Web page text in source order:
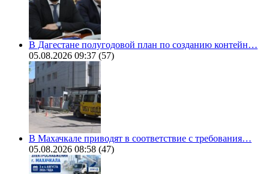
В Дагестане полугодовой план по созданию контейн…
05.08.2026 09:37 (57)
В Махачкале приводят в соответствие с требования…
05.08.2026 08:58 (47)